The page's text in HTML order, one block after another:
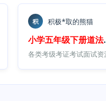
积 积极*取的熊猫
小学五年级下册道法.